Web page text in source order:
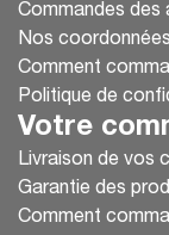
Commandes des
Nos
Comment
Politique de
Votre
Livraison de vos
Garantie des
Comment